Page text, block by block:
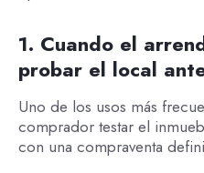
1. Cuando el
probar el local
Uno de los usos más
comprador testar el
con una compraventa